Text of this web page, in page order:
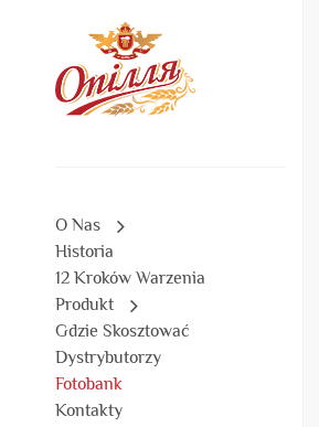
O Nas
Historia
12 Kroków Warzenia
Produkt
Gdzie Skosztować
Dystrybutorzy
Fotobank
Kontakty